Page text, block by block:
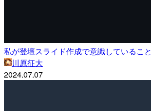
私が登壇スライド作成で意識していること
川原征大
2024.07.07